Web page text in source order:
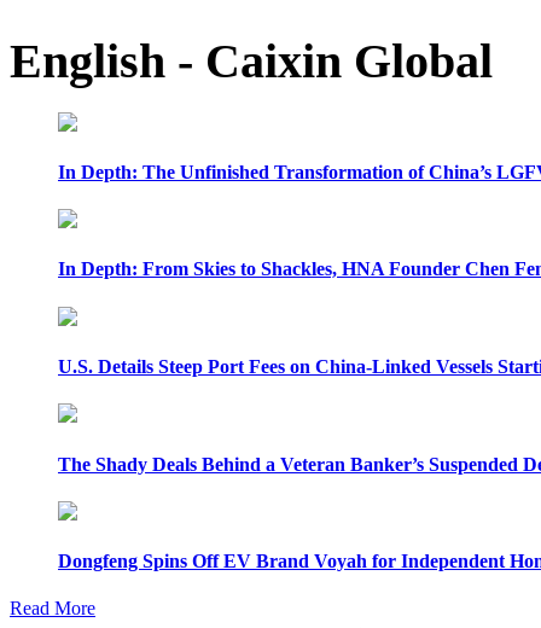
English - Caixin Global
In Depth: The Unfinished Transformation of China’s
In Depth: From Skies to Shackles, HNA Founder Chen
U.S. Details Steep Port Fees on China-Linked Vessels
The Shady Deals Behind a Veteran Banker’s Suspended
Dongfeng Spins Off EV Brand Voyah for Independent
Read More